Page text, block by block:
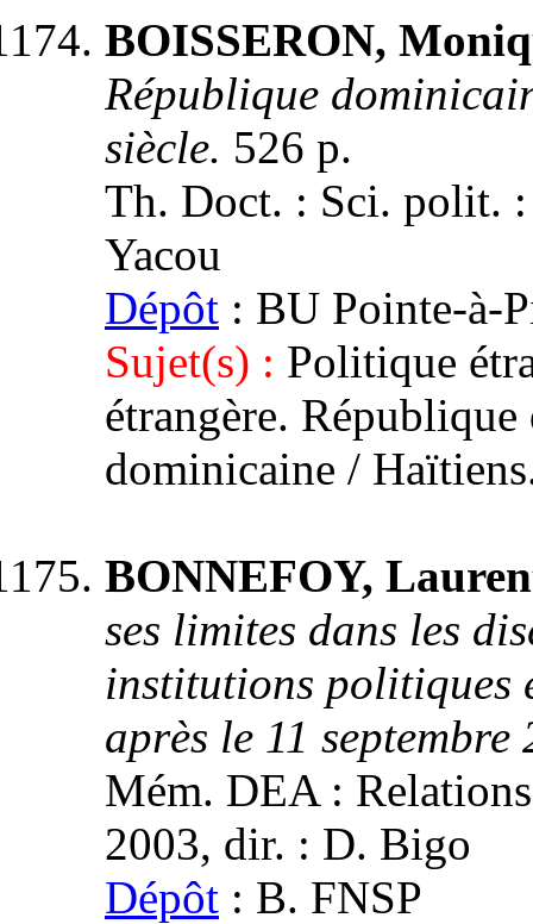
BOISSERON,
République
siècle. 526 p.
Th. Doct. : Sci. polit.
Yacou
Dépôt : BU Pointe-à-
Sujet(s) : Politique
étrangère.
dominicaine /
BONNEFOY,
ses limites dans les
institutions politiques
après le 11
Mém. DEA :
2003, dir. : D. Bigo
Dépôt : B. FNSP